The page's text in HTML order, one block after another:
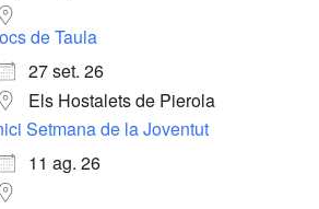
de Taula
27 set. 26
Els Hostalets de Pierola
Setmana de la Joventut
11 ag. 26